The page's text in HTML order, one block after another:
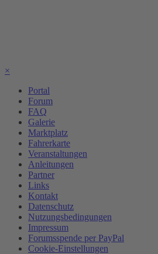
×
Portal
Forum
FAQ
Galerie
Marktplatz
Fahrerkarte
Veranstaltungen
Anleitungen
Partner
Links
Kontakt
Datenschutz
Nutzungsbedingungen
Impressum
Forumsspende per PayPal
Cookie-Einstellungen